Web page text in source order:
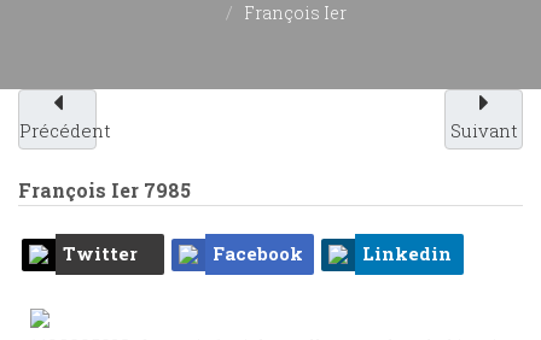
François Ier
Précédent Suivant
François Ier 7985
Twitter Facebook Linkedin